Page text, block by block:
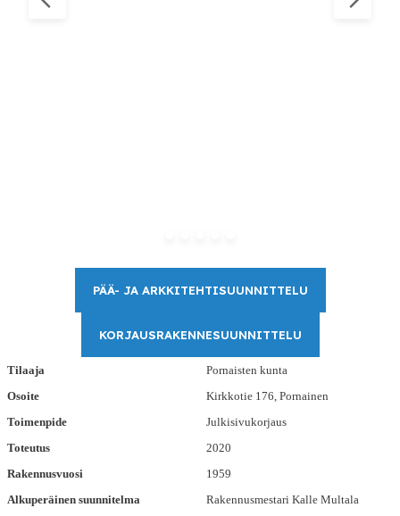
PÄÄ- JA ARKKITEHTISUUNNITTELU
KORJAUSRAKENNESUUNNITTELU
Tilaaja
Pornaisten kunta
Osoite
Kirkkotie 176, Pornainen
Toimenpide
Julkisivukorjaus
Toteutus
2020
Rakennusvuosi
1959
Alkuperäinen suunnitelma
Rakennusmestari Kalle Multala